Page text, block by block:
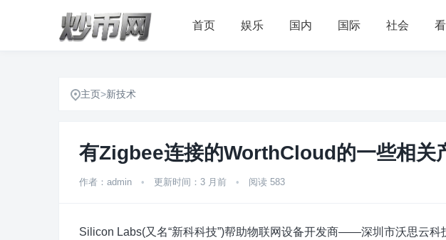
首页 娱乐 国内 国际 社会
主页>新技术
有Zigbee连接的WorthCloud的一些相关
作者：admin • 更新时间：3 月前 • 阅读 583
Silicon Labs(又名“新科科技”)帮助物联网设备开发商——深圳市沃思云